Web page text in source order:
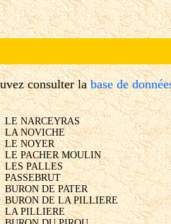
consulter labase de
LE NARCEYRAS
LA NOVICHE
LE NOYER
LE PACHER MOULIN
LES PALLES
PASSEBRUT
BURON DE PATER
BURON DE LA PILLIERE
LA PILLIERE